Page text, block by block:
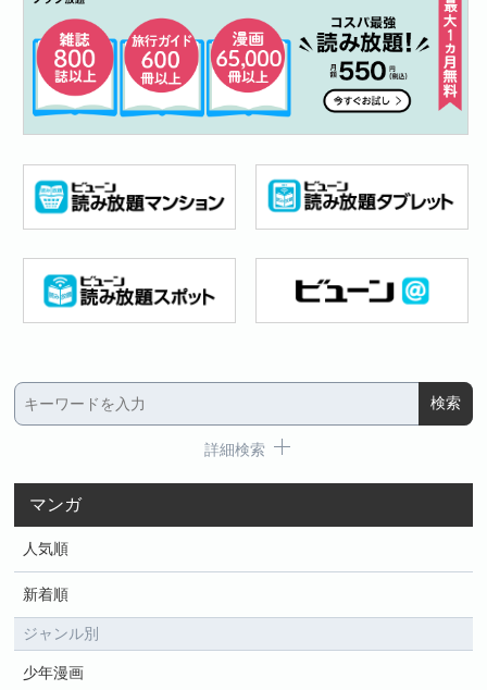
詳細検索
マンガ
人気順
新着順
ジャンル別
少年漫画